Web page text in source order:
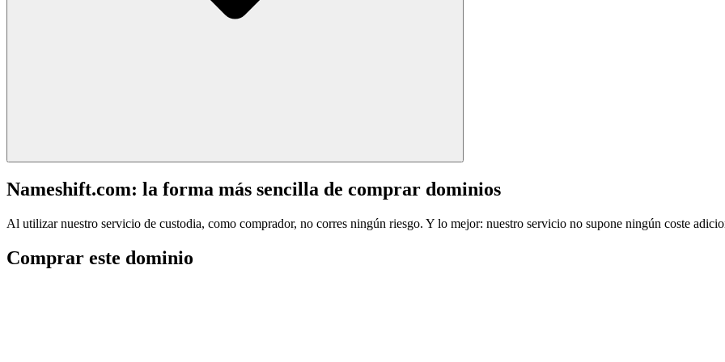
Nameshift.com: la forma más sencilla de comprar dominios
Al utilizar nuestro servicio de custodia, como comprador, no corres ningún riesgo. Y lo mejor: nuestro servicio no supone ningún coste
Comprar este dominio